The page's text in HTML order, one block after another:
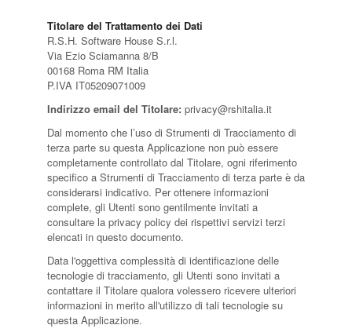
Titolare del Trattamento dei Dati
R.S.H. Software House S.r.l.
Via Ezio Sciamanna 8/B
00168 Roma RM Italia
P.IVA IT05209071009
Indirizzo email del Titolare: privacy@rshitalia.it
Dal momento che l’uso di Strumenti di Tracciamento di
terza parte su questa Applicazione non può essere
completamente controllato dal Titolare, ogni riferimento
specifico a Strumenti di Tracciamento di terza parte è da
considerarsi indicativo. Per ottenere informazioni
complete, gli Utenti sono gentilmente invitati a
consultare la privacy policy dei rispettivi servizi terzi
elencati in questo documento.
Data l'oggettiva complessità di identificazione delle
tecnologie di tracciamento, gli Utenti sono invitati a
contattare il Titolare qualora volessero ricevere ulteriori
informazioni in merito all'utilizzo di tali tecnologie su
questa Applicazione.